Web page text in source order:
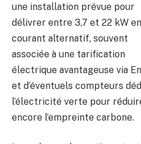
une installation prévue pour
délivrer entre 3,7 et 22 kW en
courant alternatif, souvent
associée à une tarification
électrique avantageuse via
et d’éventuels compteurs
l’électricité verte pour
encore l’empreinte carbone.